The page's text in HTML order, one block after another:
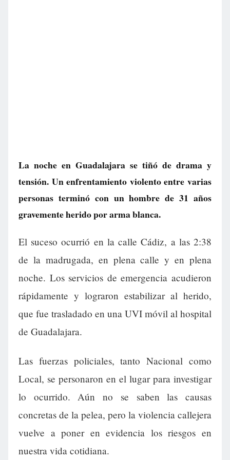
La noche en Guadalajara se tiñó de drama y
tensión. Un enfrentamiento violento entre varias
personas terminó con un hombre de 31 años
gravemente herido por arma blanca.
El suceso ocurrió en la calle Cádiz, a las 2:38
de la madrugada, en plena calle y en plena
noche. Los servicios de emergencia acudieron
rápidamente y lograron estabilizar al herido,
que fue trasladado en una UVI móvil al hospital
de Guadalajara.
Las fuerzas policiales, tanto Nacional como
Local, se personaron en el lugar para investigar
lo ocurrido. Aún no se saben las causas
concretas de la pelea, pero la violencia callejera
vuelve a poner en evidencia los riesgos en
nuestra vida cotidiana.